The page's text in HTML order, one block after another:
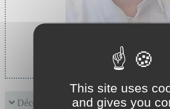
Dr TOURAINE
Découvrir le service
This site uses
and gives you